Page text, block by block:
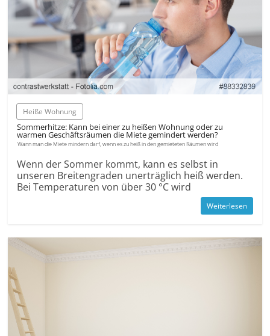
Heiße Wohnung
Sommerhitze: Kann bei einer zu heißen Wohnung oder zu
warmen Geschäftsräumen die Miete gemindert werden?
Wann man die Miete mindern darf, wenn es zu heiß in den gemieteten Räumen wird
Wenn der Sommer kommt, kann es selbst in
unseren Breitengraden unerträglich heiß werden.
Bei Temperaturen von über 30 °C wird
Weiterlesen